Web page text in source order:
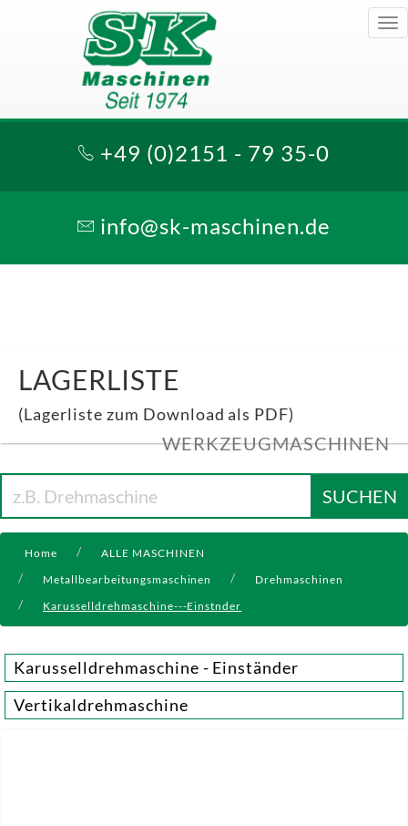
+49 (0)2151 - 79 35-0
info@sk-maschinen.de
LAGERLISTE
(Lagerliste zum Download als PDF)
WERKZEUGMASCHINEN
SUCHEN
Home
ALLE MASCHINEN
Metallbearbeitungsmaschinen
Drehmaschinen
Karusselldrehmaschine---Einstnder
Karusselldrehmaschine - Einständer
Vertikaldrehmaschine